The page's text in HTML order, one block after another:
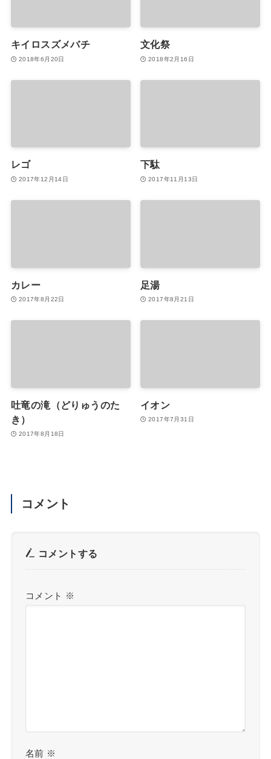
キイロスズメバチ
2018年6月20日
文化祭
2018年2月16日
レゴ
2017年12月14日
下駄
2017年11月13日
カレー
2017年8月22日
足湯
2017年8月21日
吐竜の滝（どりゅうのた
き）
2017年8月18日
イオン
2017年7月31日
コメント
コメントする
コメント ※
名前 ※